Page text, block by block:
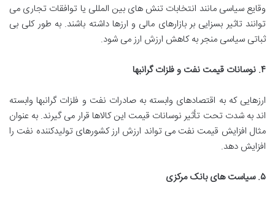
وقایع سیاسی مانند انتخابات تنش های بین المللی یا توافقات تجاری می
توانند تاثیر بسزایی بر بازارهای مالی و ارزها داشته باشند. به طور کلی بی
ثباتی سیاسی منجر به کاهش ارزش ارز می شود.
۴. نوسانات قیمت نفت و فلزات گرانبها
ارزهایی که به اقتصادهای وابسته به صادرات نفت و فلزات گرانبها وابسته
اند به شدت تحت تأثیر نوسانات قیمت این کالاها قرار می گیرند. به عنوان
مثال افزایش قیمت نفت می تواند ارزش ارز کشورهای تولیدکننده نفت را
افزایش دهد.
۵.سیاست های بانک مرکزی